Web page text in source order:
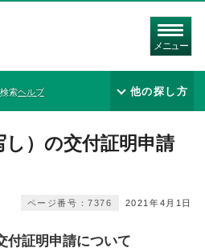
メニュー
検索ヘルプ 他の探し方
し）の交付証明申請
2021年4月1日
ページ番号：7376
付証明申請について